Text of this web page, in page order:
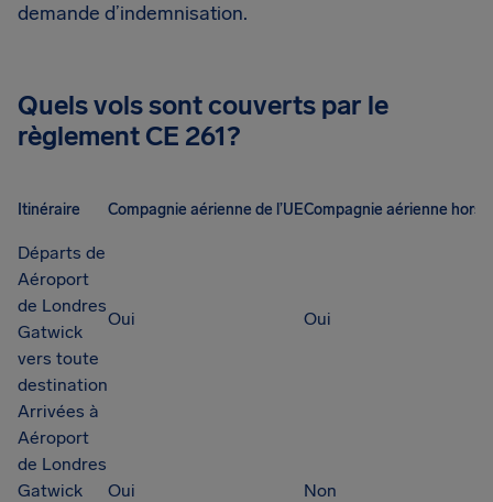
demande d’indemnisation.
Quels vols sont couverts par le
règlement CE 261?
Itinéraire Compagnie aérienne de l’UECompagnie aérienne hors
Départs de
Aéroport
de Londres
Gatwick
vers toute
destination
Oui Oui
Arrivées à
Aéroport
de Londres
Gatwick
Oui Non